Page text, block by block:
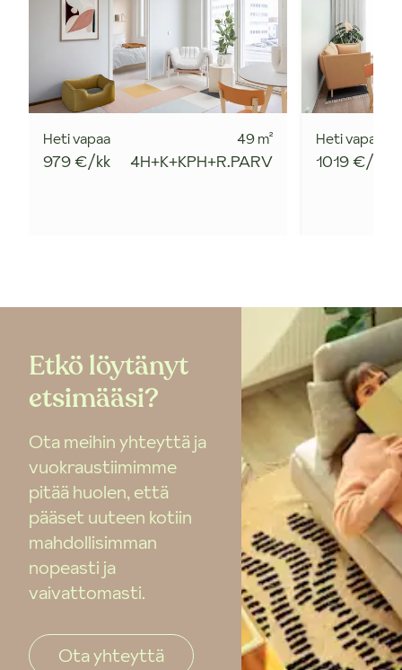
Heti vapaa
979 €/kk
49m²
4H+K+KPH+R.PARV
Heti vapaa
1019 €/kk
Etkö löytänyt
etsimääsi?
Ota meihin yhteyttä ja
vuokraustiimimme
pitää huolen, että
pääset uuteen kotiin
mahdollisimman
nopeasti ja
vaivattomasti.
Ota yhteyttä